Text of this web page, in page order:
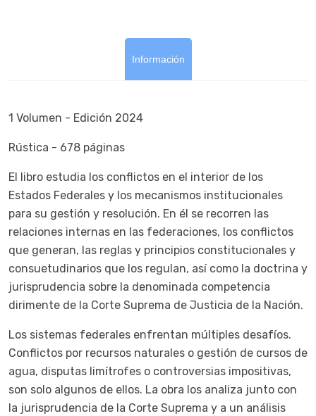
Información
1 Volumen - Edición 2024
Rústica - 678 páginas
El libro estudia los conflictos en el interior de los
Estados Federales y los mecanismos institucionales
para su gestión y resolución. En él se recorren las
relaciones internas en las federaciones, los conflictos
que generan, las reglas y principios constitucionales y
consuetudinarios que los regulan, así como la doctrina y
jurisprudencia sobre la denominada competencia
dirimente de la Corte Suprema de Justicia de la Nación.
Los sistemas federales enfrentan múltiples desafíos.
Conflictos por recursos naturales o gestión de cursos de
agua, disputas limítrofes o controversias impositivas,
son solo algunos de ellos. La obra los analiza junto con
la jurisprudencia de la Corte Suprema y a un análisis